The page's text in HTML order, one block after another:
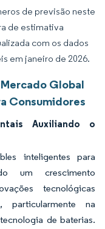
de previsão neste
de estimativa
com os dados
em janeiro de 2026.
Global
Consumidores
Auxiliando o
inteligentes para
um crescimento
tecnológicas
particularmente na
de baterias.